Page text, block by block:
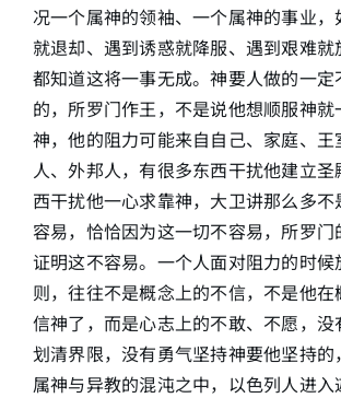
况一个属神的领袖、一个属神的事业，
就退却、遇到诱惑就降服、遇到艰难就
都知道这将一事无成。神要人做的一定
的，所罗门作王，不是说他想顺服神就
神，他的阻力可能来自自己、家庭、王
人、外邦人，有很多东西干扰他建立圣
西干扰他一心求靠神，大卫讲那么多不
容易，恰恰因为这一切不容易，所罗门
证明这不容易。一个人面对阻力的时候
则，往往不是概念上的不信，不是他
信神了，而是心志上的不敢、不愿，没
划清界限，没有勇气坚持神要他坚持的
属神与异教的混沌之中，以色列人进入